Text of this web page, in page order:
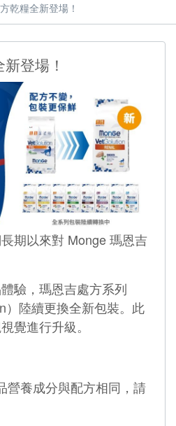
乾糧全新登場！
登場！
期以來對 Monge 瑪恩吉
驗，瑪恩吉處方系列
）陸續更換全新包裝。此
覺進行升級。
營養成分與配方相同，請